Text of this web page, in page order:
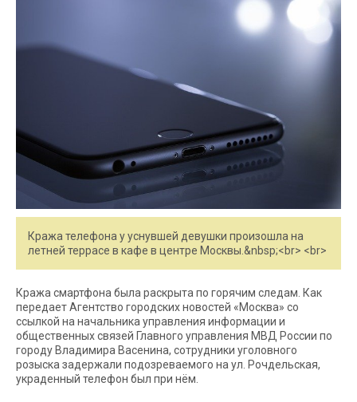
Кража телефона у уснувшей девушки произошла на
летней террасе в кафе в центре Москвы.&nbsp;<br> <br>
Кража смартфона была раскрыта по горячим следам. Как
передает Агентство городских новостей «Москва» со
ссылкой на начальника управления информации и
общественных связей Главного управления МВД России по
городу Владимира Васенина, сотрудники уголовного
розыска задержали подозреваемого на ул. Рочдельская,
украденный телефон был при нём.